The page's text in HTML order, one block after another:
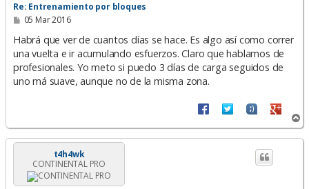
Re: Entrenamiento por bloques
M
n
a
j
e
05 Mar 2016
Habrá que ver de cuantos días se hace. Es algo así como correr
una vuelta e ir acumulando esfuerzos. Claro que hablamos de
profesionales. Yo meto si puedo 3 días de carga seguidos de
uno má suave, aunque no de la misma zona.
r
r
t4h4wk
CONTINENTAL PRO